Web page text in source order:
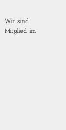
Wir sind
Mitglied im: